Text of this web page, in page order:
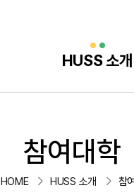
HUSS 소개
참여대학
HOME HUSS 소개 참